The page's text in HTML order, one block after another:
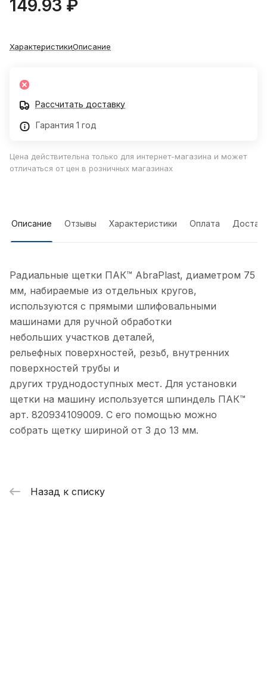
149.93 ₽
ХарактеристикиОписание
Рассчитать доставку
Гарантия 1 год
Цена действительна только для интернет-магазина и может
отличаться от цен в розничных магазинах
Описание Отзывы Характеристики Оплата
Радиальные щетки ПАК™ AbraPlast, диаметром 75
мм, набираемые из отдельных кругов,
используются с прямыми шлифовальными
машинами для ручной обработки
небольших участков деталей,
рельефных поверхностей, резьб, внутренних
поверхностей трубы и
других труднодоступных мест. Для установки
щетки на машину используется шпиндель ПАК™
арт. 820934109009. С его помощью можно
собрать щетку шириной от 3 до 13 мм.
Назад к списку